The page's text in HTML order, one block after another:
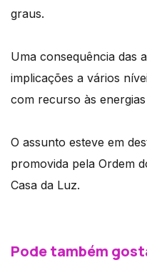
graus.
Uma consequência das
implicações a vários
com recurso às
O assunto esteve em
promovida pela Ordem
Casa da Luz.
Pode também